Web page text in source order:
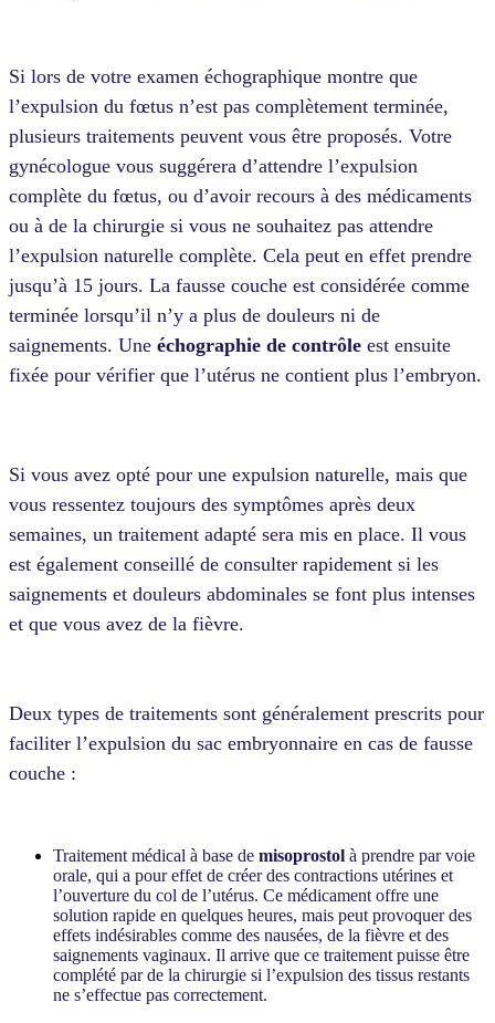
Si lors de votre examen échographique montre que
l’expulsion du fœtus n’est pas complètement terminée,
plusieurs traitements peuvent vous être proposés. Votre
gynécologue vous suggérera d’attendre l’expulsion
complète du fœtus, ou d’avoir recours à des médicaments
ou à de la chirurgie si vous ne souhaitez pas attendre
l’expulsion naturelle complète. Cela peut en effet prendre
jusqu’à 15 jours. La fausse couche est considérée comme
terminée lorsqu’il n’y a plus de douleurs ni de
saignements. Une échographie de contrôle est ensuite
fixée pour vérifier que l’utérus ne contient plus l’embryon.
Si vous avez opté pour une expulsion naturelle, mais que
vous ressentez toujours des symptômes après deux
semaines, un traitement adapté sera mis en place. Il vous
est également conseillé de consulter rapidement si les
saignements et douleurs abdominales se font plus intenses
et que vous avez de la fièvre.
Deux types de traitements sont généralement prescrits pour
faciliter l’expulsion du sac embryonnaire en cas de fausse
couche :
Traitement médical à base de misoprostol à prendre par voie
orale, qui a pour effet de créer des contractions utérines et
l’ouverture du col de l’utérus. Ce médicament offre une
solution rapide en quelques heures, mais peut provoquer des
effets indésirables comme des nausées, de la fièvre et des
saignements vaginaux. Il arrive que ce traitement puisse être
complété par de la chirurgie si l’expulsion des tissus restants
ne s’effectue pas correctement.